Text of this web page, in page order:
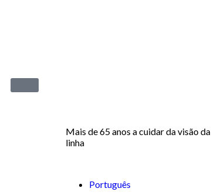
Mais de 65 anos a cuidar da visão da
linha
Português